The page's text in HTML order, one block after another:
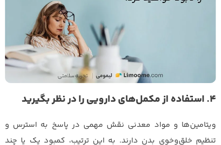
4. استفاده از مکمل‌های دارویی را در نظر بگیرید
ویتامین‌ها و مواد معدنی نقش مهمی در پاسخ به استرس و
تنظیم خلق‌وخوی بدن دارند. به این ترتیب، کمبود یک یا چند